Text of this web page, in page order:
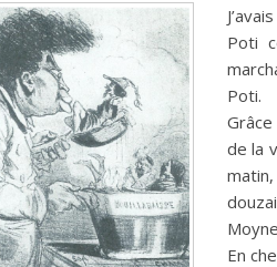
Poti
Poti.
Grâce
de la
En